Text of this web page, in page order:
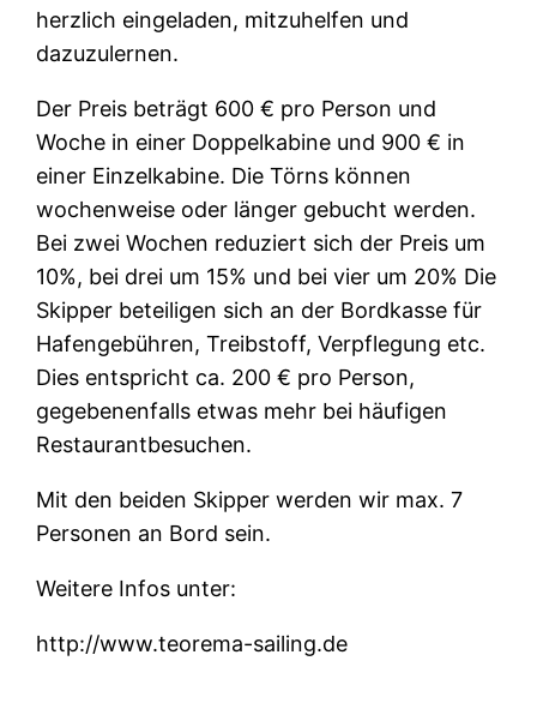
herzlich eingeladen, mitzuhelfen und
dazuzulernen.
Der Preis beträgt 600 € pro Person und
Woche in einer Doppelkabine und 900 € in
einer Einzelkabine. Die Törns können
wochenweise oder länger gebucht werden.
Bei zwei Wochen reduziert sich der Preis um
10%, bei drei um 15% und bei vier um 20% Die
Skipper beteiligen sich an der Bordkasse für
Hafengebühren, Treibstoff, Verpflegung etc.
Dies entspricht ca. 200 € pro Person,
gegebenenfalls etwas mehr bei häufigen
Restaurantbesuchen.
Mit den beiden Skipper werden wir max. 7
Personen an Bord sein.
Weitere Infos unter:
http://www.teorema-sailing.de